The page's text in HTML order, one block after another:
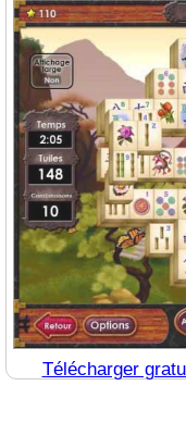
Télécharger